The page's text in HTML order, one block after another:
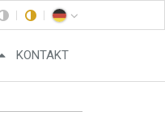
KONTAKT